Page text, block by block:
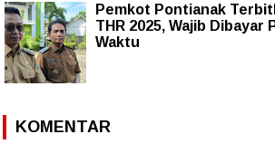
Pemkot Pontianak
THR 2025, Wajib Dibayar
Waktu
KOMENTAR